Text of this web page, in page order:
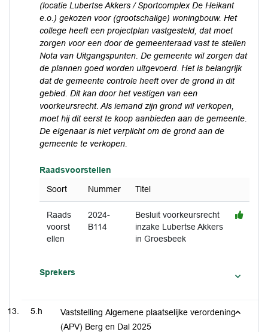
(locatie Lubertse Akkers / Sportcomplex De Heikant
e.o.) gekozen voor (grootschalige) woningbouw. Het
college heeft een projectplan vastgesteld, dat moet
zorgen voor een door de gemeenteraad vast te stellen
Nota van Uitgangspunten. De gemeente wil zorgen dat
de plannen goed worden uitgevoerd. Het is belangrijk
dat de gemeente controle heeft over de grond in dit
gebied. Dit kan door het vestigen van een
voorkeursrecht. Als iemand zijn grond wil verkopen,
moet hij dit eerst te koop aanbieden aan de gemeente.
De eigenaar is niet verplicht om de grond aan de
gemeente te verkopen.
Raadsvoorstellen
Soort
Nummer Titel
Raads
voorst
ellen
2024-
B114
Besluit voorkeursrecht
inzake Lubertse Akkers
in Groesbeek
Sprekers
5.h
Vaststelling Algemene plaatselijke verordening
(APV) Berg en Dal 2025